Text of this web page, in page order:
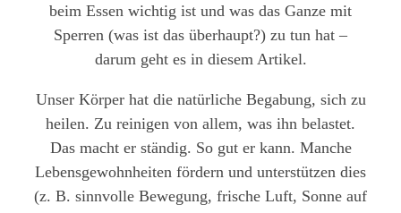
beim Essen wichtig ist und was das Ganze mit
Sperren (was ist das überhaupt?) zu tun hat –
darum geht es in diesem Artikel.
Unser Körper hat die natürliche Begabung, sich zu
heilen. Zu reinigen von allem, was ihn belastet.
Das macht er ständig. So gut er kann. Manche
Lebensgewohnheiten fördern und unterstützen dies
(z. B. sinnvolle Bewegung, frische Luft, Sonne auf